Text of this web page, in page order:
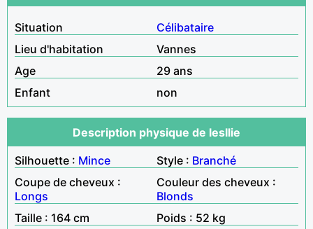
Situation
Célibataire
Lieu d'habitation
Vannes
Age
29 ans
Enfant
non
Description physique de lesllie
Silhouette : Mince Style : Branché
Coupe de cheveux :
Longs
Couleur des cheveux :
Blonds
Taille : 164 cm
Poids : 52 kg